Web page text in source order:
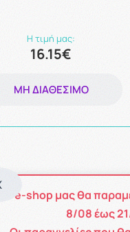
Η τιμή μας:
16.15€
ΜΗ ΔΙΑΘΈΣΙΜΟ
Το e-shop μας θα
8/08έως